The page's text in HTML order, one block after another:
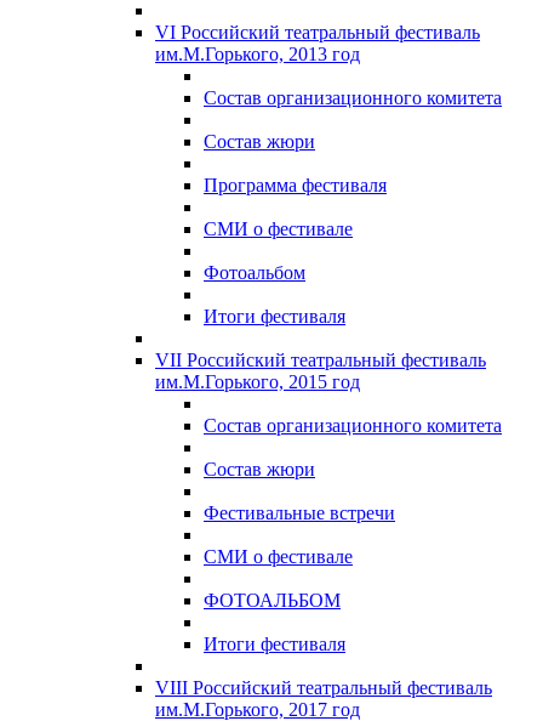
VI Российский театральный фестиваль
им.М.Горького, 2013 год
Состав организационного комитета
Состав жюри
Программа фестиваля
СМИ о фестивале
Фотоальбом
Итоги фестиваля
VII Российский театральный фестиваль
им.М.Горького, 2015 год
Состав организационного комитета
Состав жюри
Фестивальные встречи
СМИ о фестивале
ФОТОАЛЬБОМ
Итоги фестиваля
VIII Российский театральный фестиваль
им.М.Горького, 2017 год